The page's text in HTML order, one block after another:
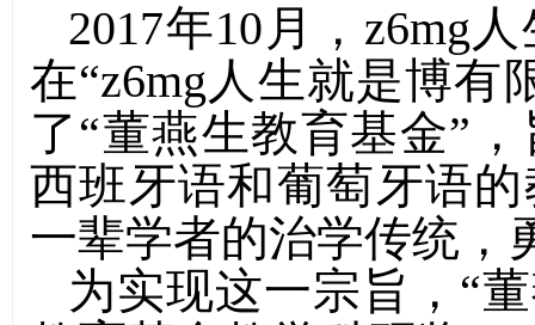
2017年10月，z6mg
在“z6mg人生就是博有
了“董燕生教育基金”
西班牙语和葡萄牙语
一辈学者的治学传统，
为实现这一宗旨，“